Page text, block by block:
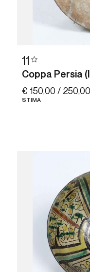
11
Coppa Persia
€ 150,00 / 250,00
STIMA